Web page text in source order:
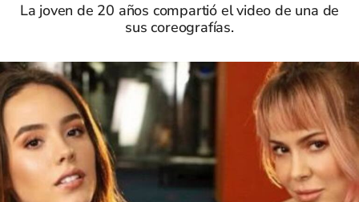
La joven de 20 años compartió el video de una de
sus coreografías.